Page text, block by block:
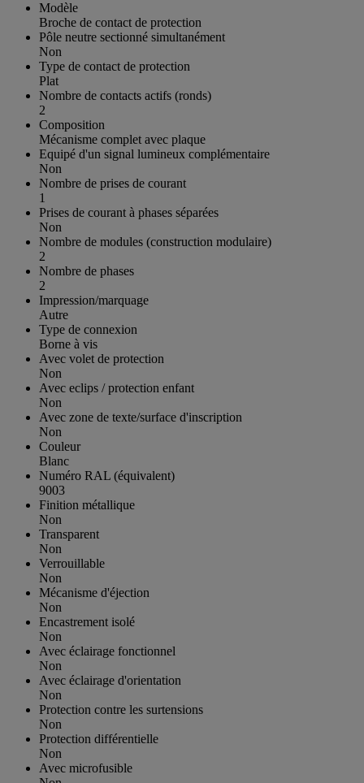
Modèle
Broche de contact de protection
Pôle neutre sectionné simultanément
Non
Type de contact de protection
Plat
Nombre de contacts actifs (ronds)
2
Composition
Mécanisme complet avec plaque
Equipé d'un signal lumineux complémentaire
Non
Nombre de prises de courant
1
Prises de courant à phases séparées
Non
Nombre de modules (construction modulaire)
2
Nombre de phases
2
Impression/marquage
Autre
Type de connexion
Borne à vis
Avec volet de protection
Non
Avec eclips / protection enfant
Non
Avec zone de texte/surface d'inscription
Non
Couleur
Blanc
Numéro RAL (équivalent)
9003
Finition métallique
Non
Transparent
Non
Verrouillable
Non
Mécanisme d'éjection
Non
Encastrement isolé
Non
Avec éclairage fonctionnel
Non
Avec éclairage d'orientation
Non
Protection contre les surtensions
Non
Protection différentielle
Non
Avec microfusible